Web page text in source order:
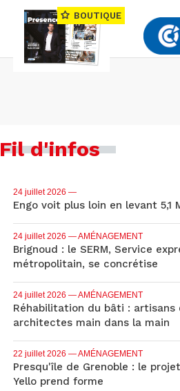
BOUTIQUE
Fil d'infos
24 juillet 2026 —
Engo voit plus loin en levant 5,1
24 juillet 2026 — AMÉNAGEMENT
Brignoud : le SERM, Service
métropolitain, se concrétise
24 juillet 2026 — AMÉNAGEMENT
Réhabilitation du bâti : artisans
architectes main dans la main
22 juillet 2026 — AMÉNAGEMENT
Presqu'île de Grenoble : le
Yello prend forme